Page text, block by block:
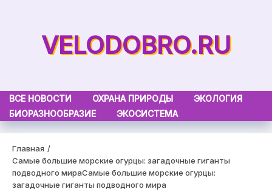
VELODOBRO.RU
ВСЕ НОВОСТИ ОХРАНА ПРИРОДЫ
ЭКОЛОГИЯ
БИОРАЗНООБРАЗИЕ
ЭКОСИСТЕМА
Главная
Самые большие морские огурцы: загадочные гиганты
подводного мираСамые большие морские огурцы:
загадочные гиганты подводного мира